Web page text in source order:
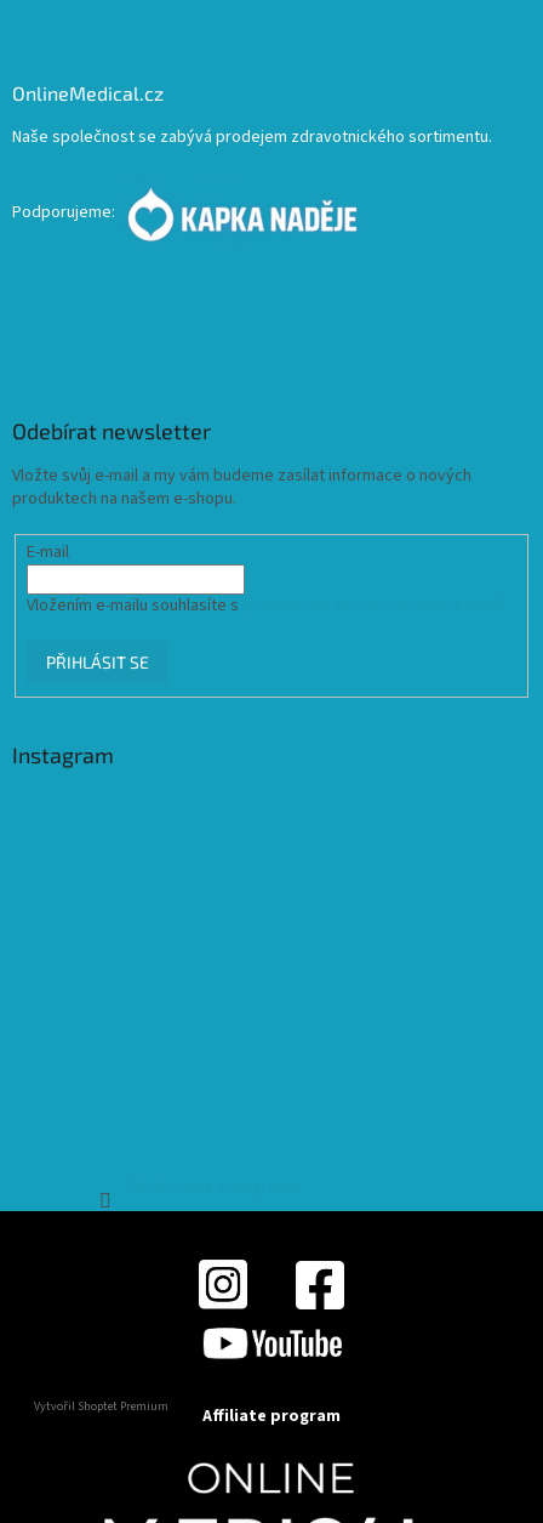
OnlineMedical.cz
Naše společnost se zabývá prodejem zdravotnického sortimentu.
Podporujeme:
Odebírat newsletter
Vložte svůj e-mail a my vám budeme zasílat informace o nových
produktech na našem e-shopu.
E-mail
Vložením e-mailu souhlasíte s
PŘIHLÁSIT SE
Instagram
Vytvořil Shoptet Premium Affiliate program